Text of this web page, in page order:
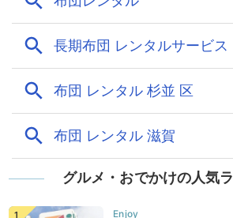
グルメ・おでかけの人気